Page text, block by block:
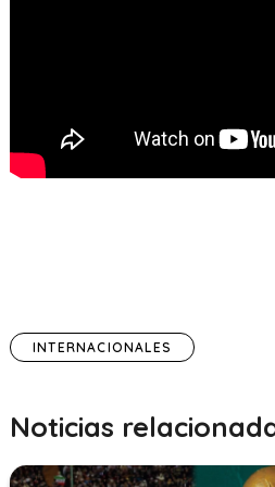
INTERNACIONALES
Noticias